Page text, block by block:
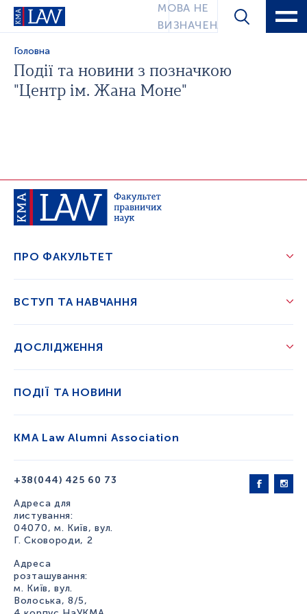
МОВА НЕ
ВИЗНАЧЕНА
Головна
Події та новини з позначкою
"Центр ім. Жана Моне"
+38(044) 425 60 73
Адреса для
листування:
04070, м. Київ, вул.
Г. Сковороди, 2
Адреса
розташування:
м. Київ, вул.
Волоська, 8/5,
ПРО ФАКУЛЬТЕТ
ВСТУП ТА НАВЧАННЯ
ДОСЛІДЖЕННЯ
ПОДІЇ ТА НОВИНИ
KMA Law Alumni Association